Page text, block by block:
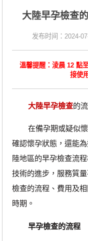
大陸早孕檢查
发布时间：2024-
溫馨提醒：淩晨 12 點
接使
大陸早孕檢查的
在備孕期或疑似懷
確認懷孕狀態，還能
陸地區的早孕檢查流
技術的進步，服務質
檢查的流程、費用及
時期。
早孕檢查的流程